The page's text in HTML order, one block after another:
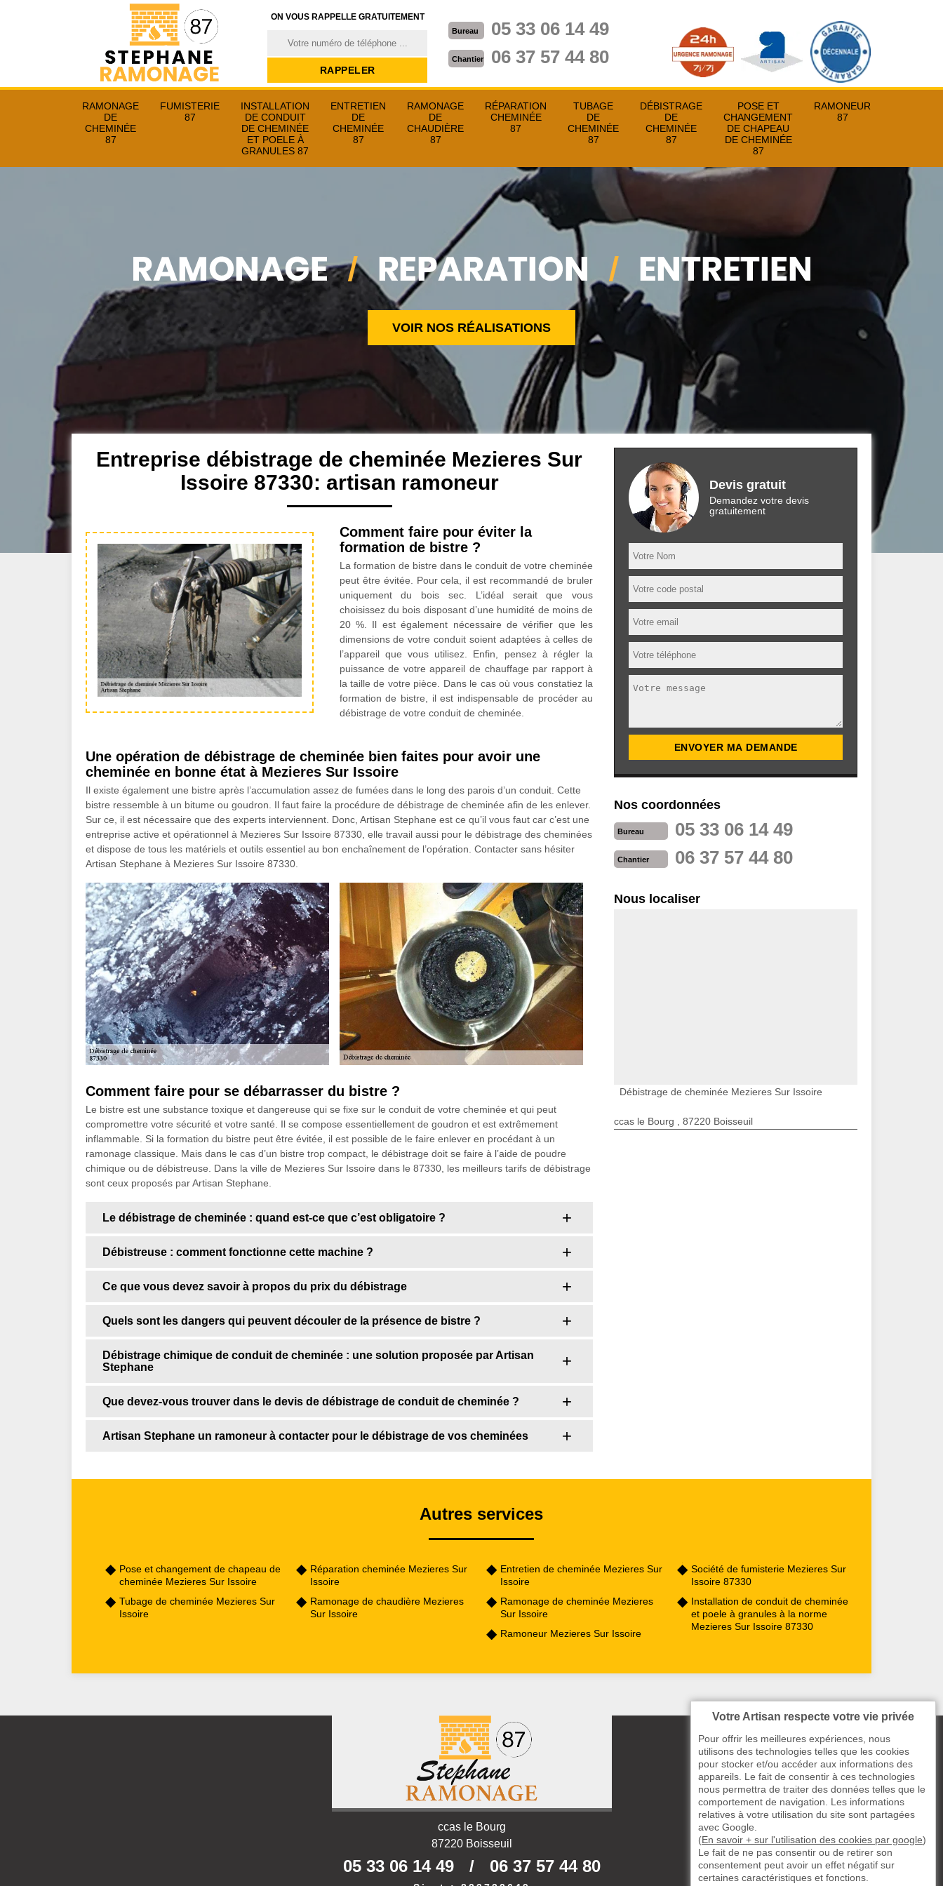
ON VOUS RAPPELLE GRATUITEMENT
Bureau 05 33 06 14 49
Chantier 06 37 57 44 80
RAMONAGE
DE
CHEMINÉE
87
FUMISTERIE
87
INSTALLATION
DE CONDUIT
DE CHEMINÉE
ET POELE À
GRANULES 87
ENTRETIEN
DE
CHEMINÉE
87
RAMONAGE
DE
CHAUDIÈRE
87
RÉPARATION
CHEMINÉE
87
TUBAGE
DE
CHEMINÉE
87
DÉBISTRAGE
DE
CHEMINÉE
87
POSE ET
CHANGEMENT
DE CHAPEAU
DE CHEMINÉE
87
RAMONEUR
87
VOIR NOS RÉALISATIONS
Entreprise débistrage de cheminée Mezieres Sur
Issoire 87330: artisan ramoneur
Comment faire pour éviter la
formation de bistre ?
La formation de bistre dans le conduit de votre cheminée
peut être évitée. Pour cela, il est recommandé de bruler
uniquement du bois sec. L’idéal serait que vous
choisissez du bois disposant d’une humidité de moins de
20 %. Il est également nécessaire de vérifier que les
dimensions de votre conduit soient adaptées à celles de
l’appareil que vous utilisez. Enfin, pensez à régler la
puissance de votre appareil de chauffage par rapport à
la taille de votre pièce. Dans le cas où vous constatiez la
formation de bistre, il est indispensable de procéder au
débistrage de votre conduit de cheminée.
Une opération de débistrage de cheminée bien faites pour avoir une
cheminée en bonne état à Mezieres Sur Issoire
Il existe également une bistre après l’accumulation assez de fumées dans le long des parois d’un conduit. Cette
bistre ressemble à un bitume ou goudron. Il faut faire la procédure de débistrage de cheminée afin de les enlever.
Sur ce, il est nécessaire que des experts interviennent. Donc, Artisan Stephane est ce qu’il vous faut car c’est une
entreprise active et opérationnel à Mezieres Sur Issoire 87330, elle travail aussi pour le débistrage des cheminées
et dispose de tous les matériels et outils essentiel au bon enchaînement de l’opération. Contacter sans hésiter
Artisan Stephane à Mezieres Sur Issoire 87330.
Comment faire pour se débarrasser du bistre ?
Le bistre est une substance toxique et dangereuse qui se fixe sur le conduit de votre cheminée et qui peut
compromettre votre sécurité et votre santé. Il se compose essentiellement de goudron et est extrêmement
inflammable. Si la formation du bistre peut être évitée, il est possible de le faire enlever en procédant à un
ramonage classique. Mais dans le cas d’un bistre trop compact, le débistrage doit se faire à l’aide de poudre
chimique ou de débistreuse. Dans la ville de Mezieres Sur Issoire dans le 87330, les meilleurs tarifs de débistrage
sont ceux proposés par Artisan Stephane.
Le débistrage de cheminée : quand est-ce que c’est obligatoire ?
Débistreuse : comment fonctionne cette machine ?
Ce que vous devez savoir à propos du prix du débistrage
Quels sont les dangers qui peuvent découler de la présence de bistre ?
Débistrage chimique de conduit de cheminée : une solution proposée par Artisan
Stephane
Que devez-vous trouver dans le devis de débistrage de conduit de cheminée ?
Artisan Stephane un ramoneur à contacter pour le débistrage de vos cheminées
Devis gratuit
Demandez votre devis
gratuitement
Nos coordonnées
Bureau 05 33 06 14 49
Chantier 06 37 57 44 80
Nous localiser
Débistrage de cheminée Mezieres Sur Issoire
ccas le Bourg , 87220 Boisseuil
Autres services
Pose et changement de chapeau de
cheminée Mezieres Sur Issoire
Tubage de cheminée Mezieres Sur
Issoire
Réparation cheminée Mezieres Sur
Issoire
Ramonage de chaudière Mezieres
Sur Issoire
Entretien de cheminée Mezieres Sur
Issoire
Ramonage de cheminée Mezieres
Sur Issoire
Ramoneur Mezieres Sur Issoire
Société de fumisterie Mezieres Sur
Issoire 87330
Installation de conduit de cheminée
et poele à granules à la norme
Mezieres Sur Issoire 87330
ccas le Bourg
87220 Boisseuil
05 33 06 14 49 / 06 37 57 44 80
Votre Artisan respecte votre vie privée
Pour offrir les meilleures expériences, nous
utilisons des technologies telles que les cookies
pour stocker et/ou accéder aux informations des
appareils. Le fait de consentir à ces technologies
nous permettra de traiter des données telles que le
comportement de navigation. Les informations
relatives à votre utilisation du site sont partagées
avec Google.
(En savoir + sur l'utilisation des cookies par google)
Le fait de ne pas consentir ou de retirer son
consentement peut avoir un effet négatif sur
certaines caractéristiques et fonctions.